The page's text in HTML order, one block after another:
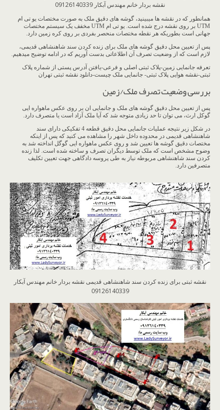
نقشه بردار خانم مهندس آبکار 09126140339
همانطور که در نقشه ها میبینید، گوشه های دقیق ملک به صورت مختصات یو تی ام
UTM بر روی نقشه درج شده است. یو تی ام UTM مخفف یک سیستم مختصات
جهانی است بطوریکه هر نقطه مختصات منحصر بفردی بر روی کره زمین دارد.
پس از تعیین محل دقیق گوشه های ملک برای زنده کردن سند شاهنشاهی قدیمی،
لازم است که از وضعیت تصرف آن اطلاعاتی بدست آوریم که در ادامه توضیح میدهیم.
تعرفه جانمایی زمین-پلاک ثبتی اصلی و فرعی-یافتن آدرس پستی از شماره پلاک
ثبتی-نقشه هوایی پلاک ثبتی- جانمایی ملک چیست-دانلود نقشه ثبتی تهران
بررسی وضعیت تصرف ملک/زمین
پس از تعیین محل دقیق گوشه های ملک و جانمایی ان بر روی عکس ماهواره ایی
گوکل ارث، می توان تا حد زیادی متوجه شد که آیا ملک آزاد است یا متصرف دارد.
در شکل زیر نتیجه عملیات جانمایی محل دقیق قطعه 4 تفکیکی دارای سند
شاهنشاهی قدیمی در محدوده داخل شهر را مشاهده می کنید که پس از اینکه
مختصات دقیق گوشه ها تعیین شد و روی عکس ماهواره ایی گوگل انداخته شد به
وضوح مشخص است که ملک توسط دیگران تصرف و ساخته شده است. لذا زنده
کردن سند شاهنشاهی مربوطه نیاز به طی پروسه دادگاهی جهت تعیین تکلیف
متصرفین دارد.
نقشه ثبتی برای زنده کردن سند شاهنشاهی قدیمی نقشه بردار خانم مهندس آبکار
09126140339